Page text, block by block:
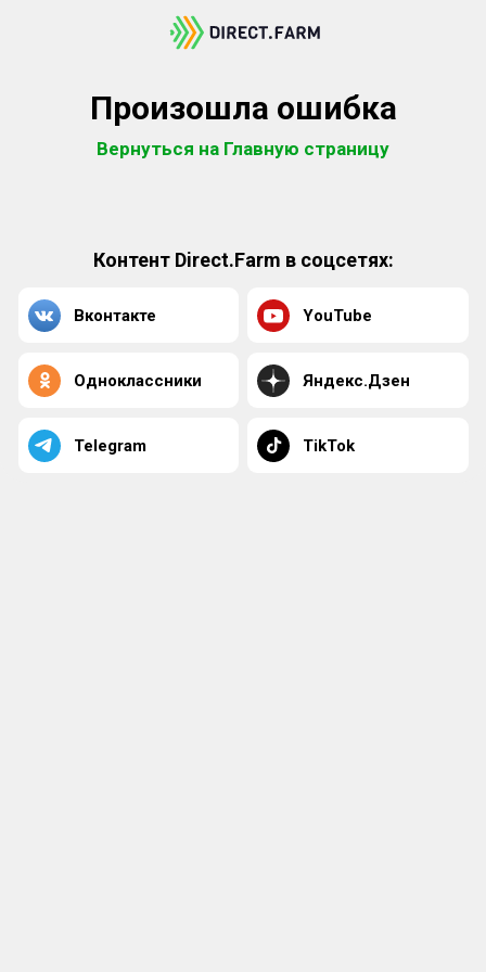
Произошла ошибка
Вернуться на Главную страницу
Контент Direct.Farm в соцсетях:
Вконтакте YouTube
Одноклассники Яндекс.Дзен
Telegram TikTok